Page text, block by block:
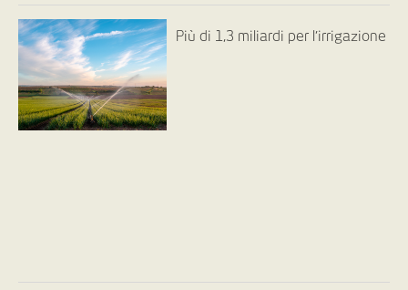
Più di 1,3 miliardi per l’irrigazione